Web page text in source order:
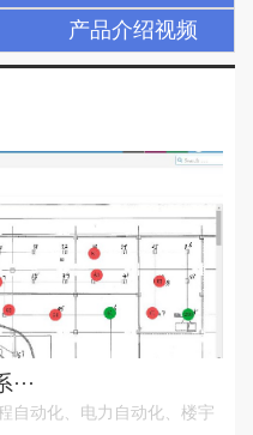
产品介绍视频
自动化、电力自动化、楼宇